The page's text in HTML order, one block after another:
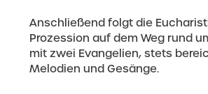
Anschließend folgt die
Prozession auf dem Weg rund
mit zwei Evangelien, stets
Melodien und Gesänge.